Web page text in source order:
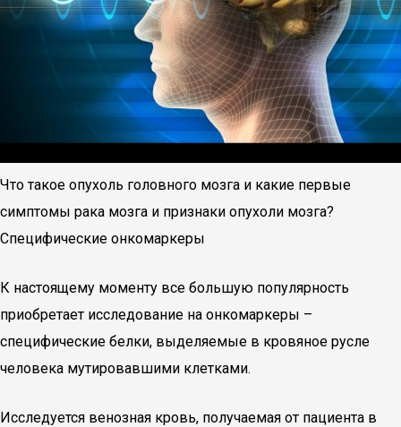
Что такое опухоль головного мозга и какие первые
симптомы рака мозга и признаки опухоли мозга?
Специфические онкомаркеры
К настоящему моменту все большую популярность
приобретает исследование на онкомаркеры –
специфические белки, выделяемые в кровяное русле
человека мутировавшими клетками.
Исследуется венозная кровь, получаемая от пациента в